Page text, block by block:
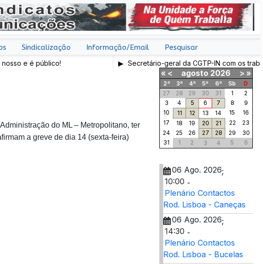
Sindicalização Informação/Email Pesquisar
público! Secretário-geral da CGTP-IN com os trabalhadores
do ML – Metropolitano, ter
a greve de dia 14 (sexta-feira)
« < agosto 2026 > »
2ª 3ª 4ª 5ª 6ª Sb
D
27
28 29 30 31 1
2
3
4 5 6 7 8
9
10
11 12 13 14 15
16
17
18 19 20 21 22
23
24
25 26 27 28 29
30
31
1 2 3 4 5 6
06 Ago. 2026;
10:00 -
Plenário Contactos
Rod. Lisboa - Caneças
06 Ago. 2026;
14:30 -
Plenário Contactos
Rod. Lisboa - Bucelas